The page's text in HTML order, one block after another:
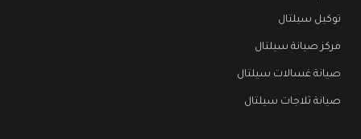
توكيل سيلتال
مركز صيانة سيلتال
صيانة غسالات سيلتال
صيانة ثلاجات سيلتال